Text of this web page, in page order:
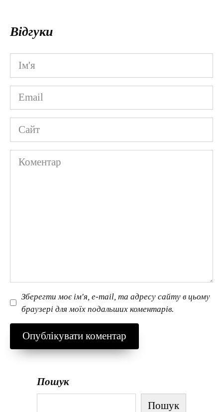
Відгуки
Ім'я
*
Email
*
Сайт
Коментар
Зберегти моє ім'я, e-mail, та адресу сайту в цьому
браузері для моїх подальших коментарів.
Пошук
Пошук